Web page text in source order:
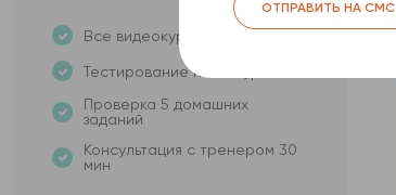
Все видеокурсы на 3 месяца
Тестирование по 10 курсам
Проверка 5 домашних
заданий
Консультация с тренером 30
мин
ОТПРАВИТЬ НА СМС